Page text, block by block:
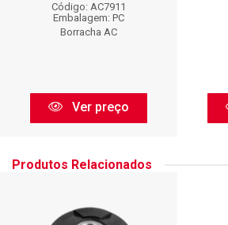
Código: AC7911
Embalagem: PC
Borracha AC
Ver preço
Produtos Relacionados